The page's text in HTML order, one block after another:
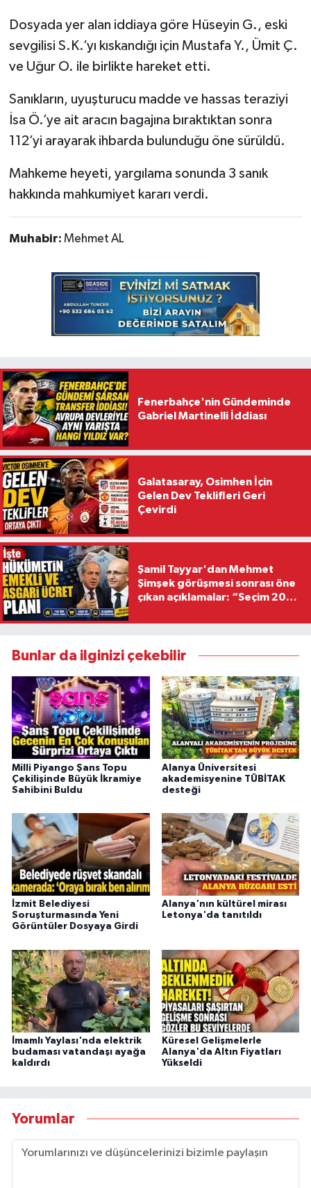
Dosyada yer alan iddiaya göre Hüseyin G., eski
sevgilisi S.K.’yı kıskandığı için Mustafa Y., Ümit Ç.
ve Uğur O. ile birlikte hareket etti.
Sanıkların, uyuşturucu madde ve hassas teraziyi
İsa Ö.’ye ait aracın bagajına bıraktıktan sonra
112’yi arayarak ihbarda bulunduğu öne sürüldü.
Mahkeme heyeti, yargılama sonunda 3 sanık
hakkında mahkumiyet kararı verdi.
Muhabir: Mehmet AL
Fenerbahçe'nin Gündeminde
Gabriel Martinelli İddiası
Galatasaray, Osimhen İçin
Gelen Dev Teklifleri Geri
Çevirdi
Şamil Tayyar'dan Mehmet
Şimşek görüşmesi sonrası öne
çıkan açıklamalar: “Seçim 2028
Bunlar da ilginizi çekebilir
Milli Piyango Şans Topu
Çekilişinde Büyük İkramiye
Sahibini Buldu
Alanya Üniversitesi
akademisyenine TÜBİTAK
desteği
İzmit Belediyesi
Soruşturmasında Yeni
Görüntüler Dosyaya Girdi
Alanya'nın kültürel mirası
Letonya'da tanıtıldı
İmamlı Yaylası'nda elektrik
budaması vatandaşı ayağa
kaldırdı
Küresel Gelişmelerle
Alanya'da Altın Fiyatları
Yükseldi
Yorumlar